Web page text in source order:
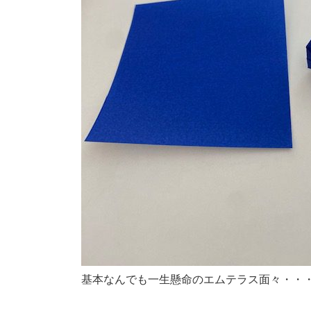
基本なんでも一生懸命のエムテラス面々・・